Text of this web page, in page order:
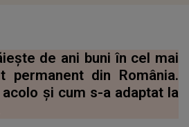
de ani buni în cel mai
permanent din România.
și cum s-a adaptat la